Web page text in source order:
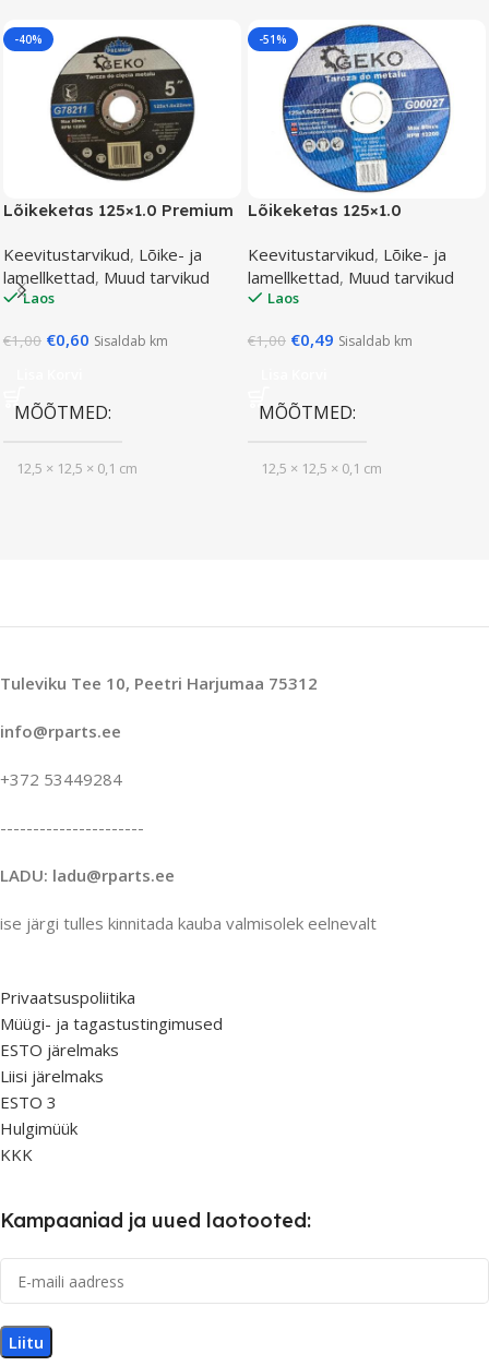
-40%
Lõikeketas 125×1.0 Premium
Keevitustarvikud, Lõike- ja
lamellkettad, Muud tarvikud
Laos
€1,00 €0,60 Sisaldab km
MÕÕTMED
12,5 × 12,5 × 0,1 cm
-51%
Lõikeketas 125×1.0
Keevitustarvikud, Lõike- ja
lamellkettad, Muud tarvikud
Laos
€1,00 €0,49 Sisaldab km
MÕÕTMED
12,5 × 12,5 × 0,1 cm
Tuleviku Tee 10, Peetri Harjumaa 75312
info@rparts.ee
+372 53449284
----------------------
LADU: ladu@rparts.ee
ise järgi tulles kinnitada kauba valmisolek eelnevalt
Privaatsuspoliitika
Müügi- ja tagastustingimused
ESTO järelmaks
Liisi järelmaks
ESTO 3
Hulgimüük
KKK
Kampaaniad ja uued laotooted: